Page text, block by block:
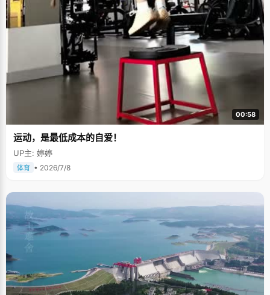
00:58
运动，是最低成本的自爱！
UP主: 婷婷
体育 • 2026/7/8